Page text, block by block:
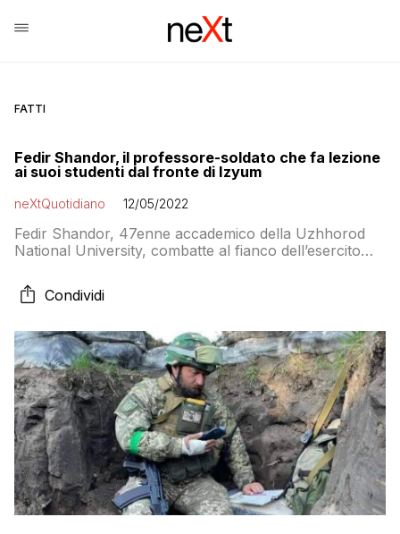
FATTI
Fedir Shandor, il professore-soldato che fa lezione
ai suoi studenti dal fronte di Izyum
neXtQuotidiano 12/05/2022
Fedir Shandor, 47enne accademico della Uzhhorod
National University, combatte al fianco dell’esercito
studenti durante i turni di pausa
Condividi